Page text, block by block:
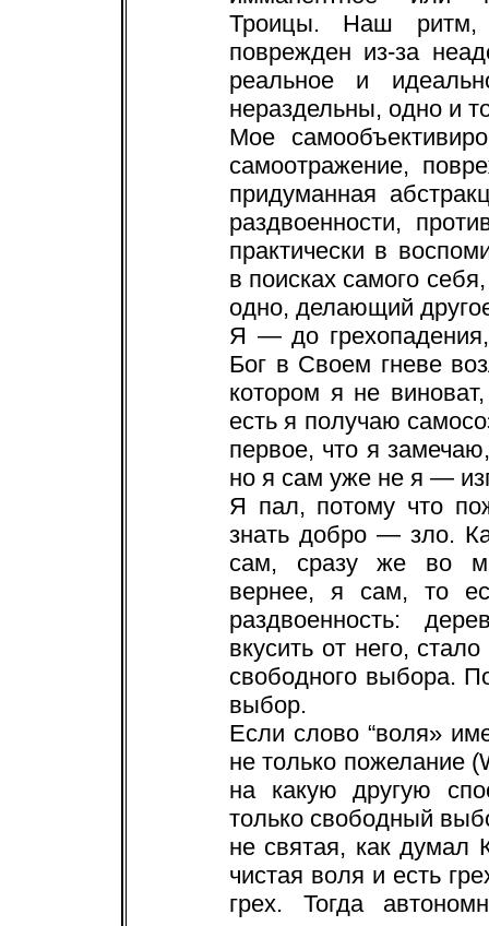
Троицы. Наш
поврежден из-за
реальное и
нераздельны, одно и
Мое
самоотражение,
придуманная
раздвоенности,
практически в
в поисках самого
одно, делающий
Я — до
Бог в Своем гневе
котором я не
есть я получаю
первое, что я
но я сам уже не я —
Я пал, потому что
знать добро — зло.
сам, сразу же во
вернее, я сам, то
раздвоенность:
вкусить от него,
свободного выбора.
выбор.
Если слово “воля»
не только пожелание
на какую другую
только свободный
не святая, как думал
чистая воля и есть
грех. Тогда